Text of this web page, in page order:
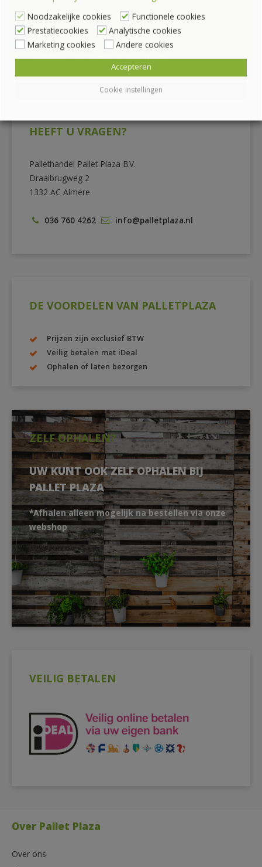
Mobiele krattenkarren, krattenrekken
Palletwikkelaar
Brandhout openhaard en houtpellets
HEEFT U VRAGEN?
Pallethandel Pallet Plaza B.V.
Draaibrugweg 2
1332 AC Almere
036 760 4262 info@palletplaza.nl
DE VOORDELEN VAN PALLETPLAZA
Prijzen zijn exclusief BTW
Veilig betalen met iDeal
Ophalen of laten bezorgen
ZELF OPHALEN?
UW KUNT OOK ZELF OPHALEN BIJ
PALLET PLAZA
*Afhalen alleen mogelijk na bestellen via onze
webshop
VEILIG BETALEN
Over Pallet Plaza
Over ons
Noodzakelijke cookies
Functionele cookies
Prestatiecookies
Analytische cookies
Marketing cookies
Andere cookies
Cookie instellingen
Accepteren